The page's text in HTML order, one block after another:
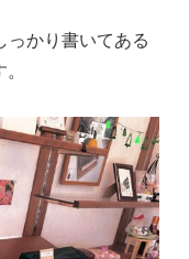
っかり書いてある